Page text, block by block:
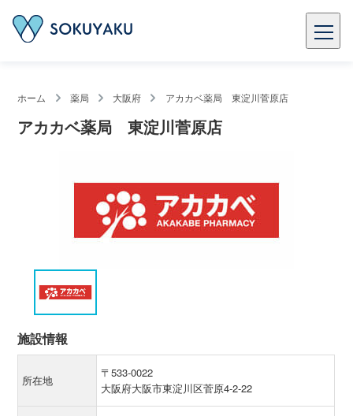
ホーム 薬局 大阪府 アカカベ薬局 東淀川菅原店
アカカベ薬局 東淀川菅原店
施設情報
所在地
〒533-0022
大阪府大阪市東淀川区菅原4-2-22